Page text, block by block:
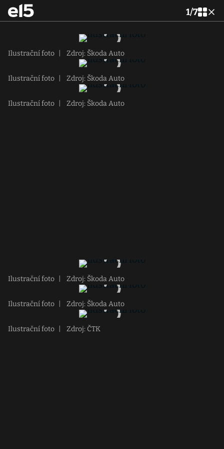
1/7
Ilustrační foto Zdroj: Škoda Auto
Ilustrační foto Zdroj: Škoda Auto
Ilustrační foto Zdroj: Škoda Auto
Ilustrační foto Zdroj: Škoda Auto
Ilustrační foto Zdroj: Škoda Auto
Ilustrační foto Zdroj: ČTK